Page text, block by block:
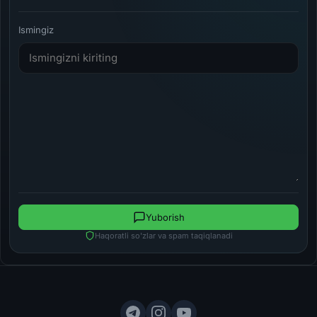
Ismingiz
Haqoratli so'zlar va spam taqiqlanadi
Yuborish